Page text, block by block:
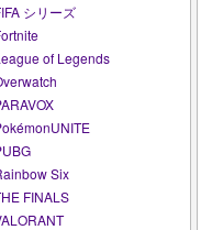
シリーズ
of Legends
Six
FINALS